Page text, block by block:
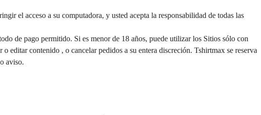
el acceso a su computadora, y usted acepta la responsabilidad de todas las
de pago permitido. Si es menor de 18 años, puede utilizar los Sitios sólo con
editar contenido , o cancelar pedidos a su entera discreción. Tshirtmax se reserva
aviso.